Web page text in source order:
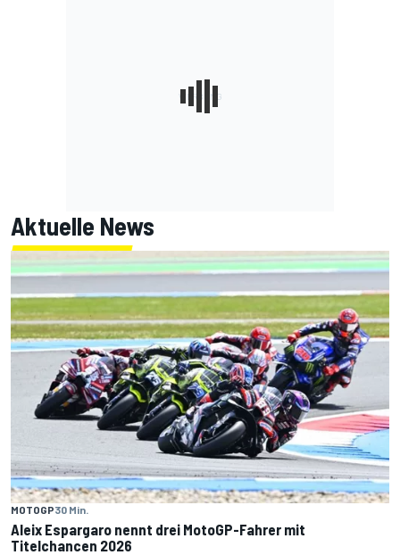
Aktuelle News
MOTOGP30 Min.
Aleix Espargaro nennt drei MotoGP-Fahrer mit
Titelchancen 2026